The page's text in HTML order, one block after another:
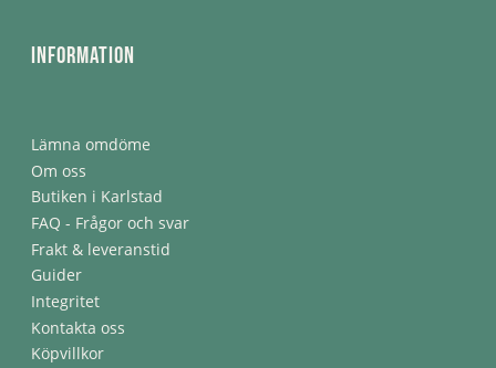
Information
Lämna omdöme
Om oss
Butiken i Karlstad
FAQ - Frågor och svar
Frakt & leveranstid
Guider
Integritet
Kontakta oss
Köpvillkor